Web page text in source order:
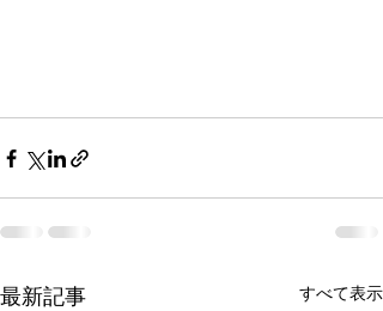
最新記事 すべて表示